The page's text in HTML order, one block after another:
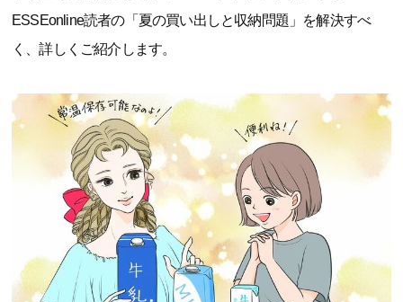
ESSEonline読者の「夏の買い出しと収納問題」を解決すべ
く、詳しくご紹介します。